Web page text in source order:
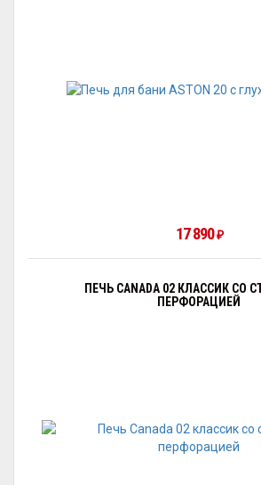
17 890₽
ПЕЧЬ CANADA 02 КЛАССИК СО
ПЕРФОРАЦИЕЙ